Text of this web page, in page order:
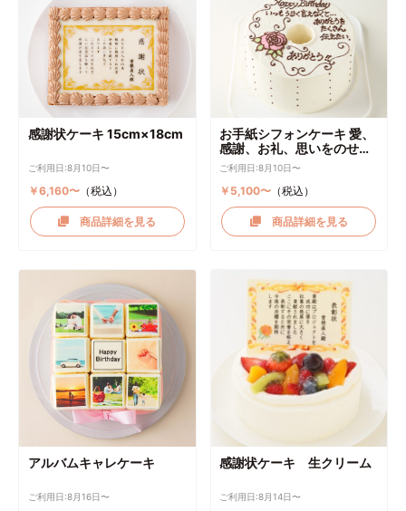
感謝状ケーキ 15cm×18cm
ご利用日:8月10日〜
￥6,160〜（税込）
商品詳細を見る
お手紙シフォンケーキ 愛、
感謝、お礼、思いをのせて
直径17cm
ご利用日:8月10日〜
￥5,100〜 （税込）
商品詳細を見る
アルバムキャレケーキ
ご利用日:8月16日〜
感謝状ケーキ 生クリーム
ご利用日:8月14日〜